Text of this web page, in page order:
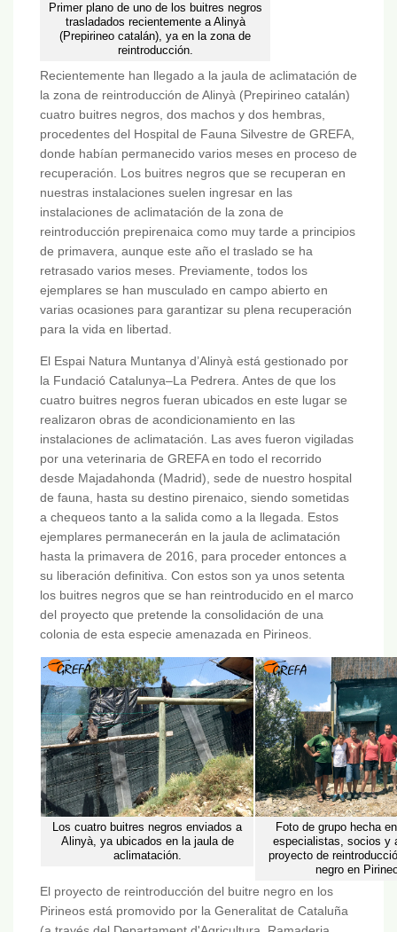
Primer plano de uno de los buitres negros
trasladados recientemente a Alinyà
(Prepirineo catalán), ya en la zona de
reintroducción.
Recientemente han llegado a la jaula de aclimatación de
la zona de reintroducción de Alinyà (Prepirineo catalán)
cuatro buitres negros, dos machos y dos hembras,
procedentes del Hospital de Fauna Silvestre de GREFA,
donde habían permanecido varios meses en proceso de
recuperación. Los buitres negros que se recuperan en
nuestras instalaciones suelen ingresar en las
instalaciones de aclimatación de la zona de
reintroducción prepirenaica como muy tarde a principios
de primavera, aunque este año el traslado se ha
retrasado varios meses. Previamente, todos los
ejemplares se han musculado en campo abierto en
varias ocasiones para garantizar su plena recuperación
para la vida en libertad.
El Espai Natura Muntanya d’Alinyà está gestionado por
la Fundació Catalunya–La Pedrera. Antes de que los
cuatro buitres negros fueran ubicados en este lugar se
realizaron obras de acondicionamiento en las
instalaciones de aclimatación. Las aves fueron vigiladas
por una veterinaria de GREFA en todo el recorrido
desde Majadahonda (Madrid), sede de nuestro hospital
de fauna, hasta su destino pirenaico, siendo sometidas
a chequeos tanto a la salida como a la llegada. Estos
ejemplares permanecerán en la jaula de aclimatación
hasta la primavera de 2016, para proceder entonces a
su liberación definitiva. Con estos son ya unos setenta
los buitres negros que se han reintroducido en el marco
del proyecto que pretende la consolidación de una
colonia de esta especie amenazada en Pirineos.
Los cuatro buitres negros enviados a
Alinyà, ya ubicados en la jaula de
aclimatación.
Foto de grupo hecha
especialistas, socios y
proyecto de
negro en
El proyecto de reintroducción del buitre negro en los
Pirineos está promovido por la Generalitat de Cataluña